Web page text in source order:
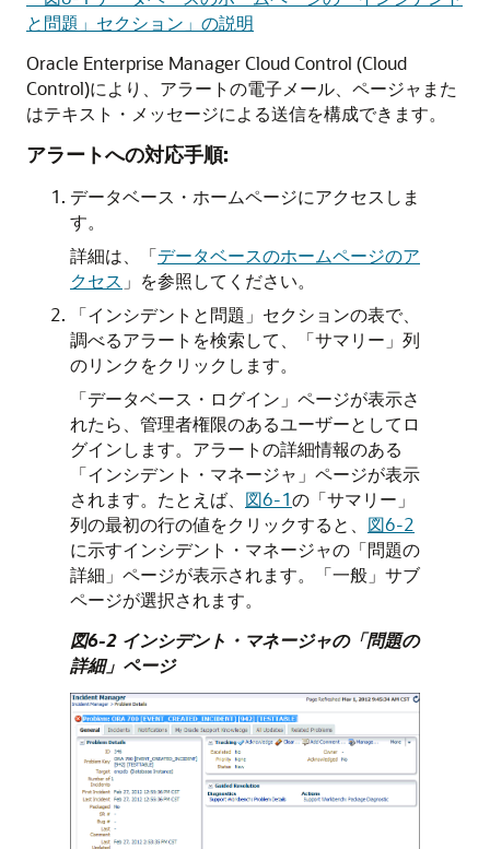
と問題」セクション」の説明
Oracle Enterprise Manager Cloud Control (Cloud
Control)により、アラートの電子メール、ページャまた
はテキスト・メッセージによる送信を構成できます。
アラートへの対応手順:
データベース・ホームページにアクセスしま
す。
詳細は、
「データベースのホームページのア
クセス 」 を参照してください。
「インシデントと問題」セクションの表で、
調べるアラートを検索して、「サマリー」列
のリンクをクリックします。
「データベース・ログイン」ページが表示さ
れたら、管理者権限のあるユーザーとしてロ
グインします。アラートの詳細情報のある
「インシデント・マネージャ」ページが表示
されます。たとえば、 図6-1の「サマリー」
列の最初の行の値をクリックすると、 図6-2
に示すインシデント・マネージャの「問題の
詳細」ページが表示されます。「一般」サブ
ページが選択されます。
図6-2 インシデント・マネージャの「問題の
詳細」ページ